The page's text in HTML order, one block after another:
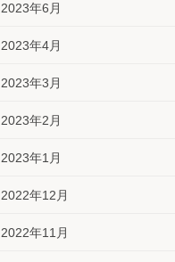
2023年6月
2023年4月
2023年3月
2023年2月
2023年1月
2022年12月
2022年11月